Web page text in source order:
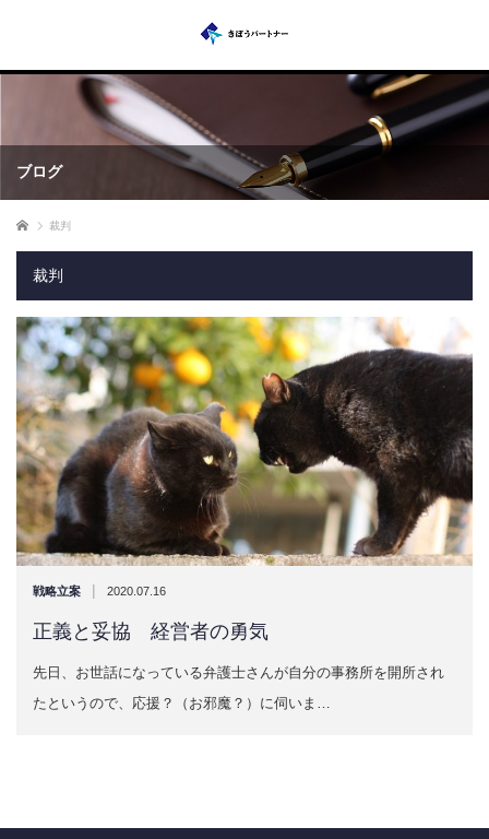
ブログ
ホーム 裁判
裁判
戦略立案 | 2020.07.16
正義と妥協 経営者の勇気
先日、お世話になっている弁護士さんが自分の事務所を開所され
たというので、応援？（お邪魔？）に伺いま…